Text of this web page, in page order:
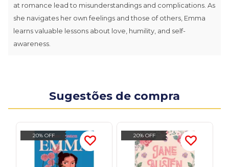
at romance lead to misunderstandings and complications. As
she navigates her own feelings and those of others, Emma
learns valuable lessons about love, humility, and self-
awareness.
Sugestões de compra
20% OFF 20% OFF